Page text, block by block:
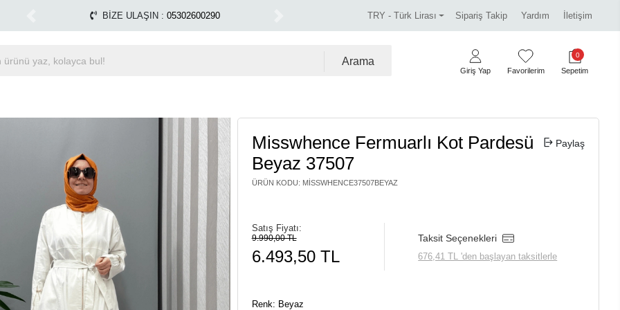
Tüm Alışverişlerinizde Kargo Ücretsiz! Miss Dalida marka ürünlerde %30 indirim. Tüm kredi kartlarına
1500 TL ÜZERİ ÜCRETSİZ KARGO TRY - Türk Lirası Sipariş Takip Yardım İletişim
Arama
Giriş Yap Favorilerim
0
Sepetim
Misswhence Fermuarlı Kot Pardesü
Beyaz 37507
ÜRÜN KODU: MISSWHENCE37507BEYAZ
Paylaş
Satış Fiyatı:
9.990,00 TL
6.493,50 TL
Taksit Seçenekleri
676,41 TL 'den başlayan taksitlerle
Renk: Beyaz